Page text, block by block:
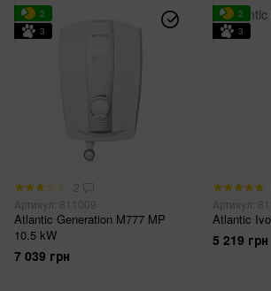
2
3
2
Артикул: 811009
Atlantic Generation M777 MP
10.5 kW
7 039 грн
2
3
Артикул:
Atlantic
5 219 грн